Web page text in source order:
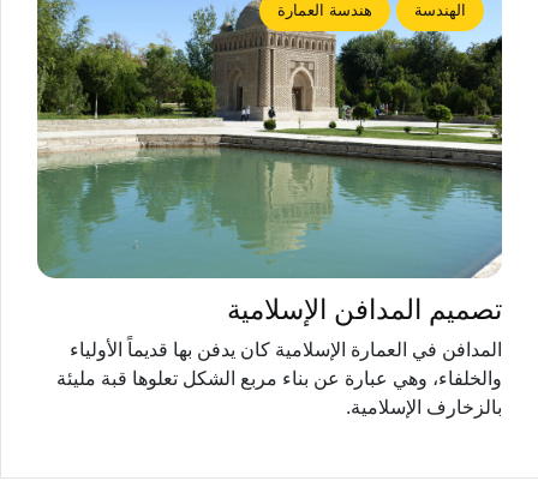
الهندسة هندسة العمارة
تصميم المدافن الإسلامية
المدافن في العمارة الإسلامية كان يدفن بها قديماً الأولياء
والخلفاء، وهي عبارة عن بناء مربع الشكل تعلوها قبة مليئة
بالزخارف الإسلامية.